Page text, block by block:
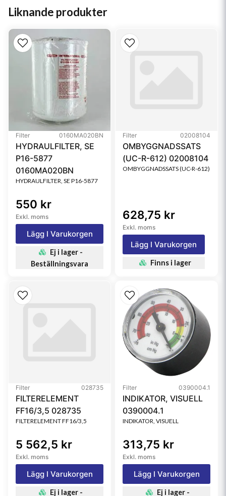
Efficiency Beta 1000
Bypass Valve
Bypass Valve Setting LR 0.8 bar (12 psi)
Media Type
Liknande produkter
Filter 0160MA020BN
HYDRAULFILTER, SE
P16-5877
0160MA020BN
HYDRAULFILTER, SE P16-5877
550 kr
Exkl. moms
Lägg I Varukorgen
Ej i lager -
Beställningsvara
Filter 02008104
OMBYGGNADSSATS
(UC-R-612) 02008104
OMBYGGNADSSATS (UC-R-612)
628,75 kr
Exkl. moms
Lägg I Varukorgen
Finns i lager
Filter 028735
FILTERELEMENT
FF16/3,5 028735
FILTERELEMENT FF16/3,5
5 562,5 kr
Exkl. moms
Lägg I Varukorgen
Ej i lager -
Filter 0390004.1
INDIKATOR, VISUELL
0390004.1
INDIKATOR, VISUELL
313,75 kr
Exkl. moms
Lägg I Varukorgen
Ej i lager -